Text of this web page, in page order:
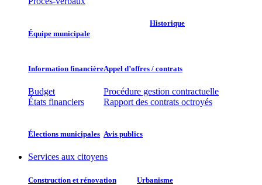
Équipe municipale​
Historique
Information financière​
Budget
États financiers
Élections municipales​​
Appel d’offres / contrats​
Procédure gestion contractuelle
Rapport des contrats octroyés
Avis publics
Services aux citoyens
Construction et rénovation Urbanisme